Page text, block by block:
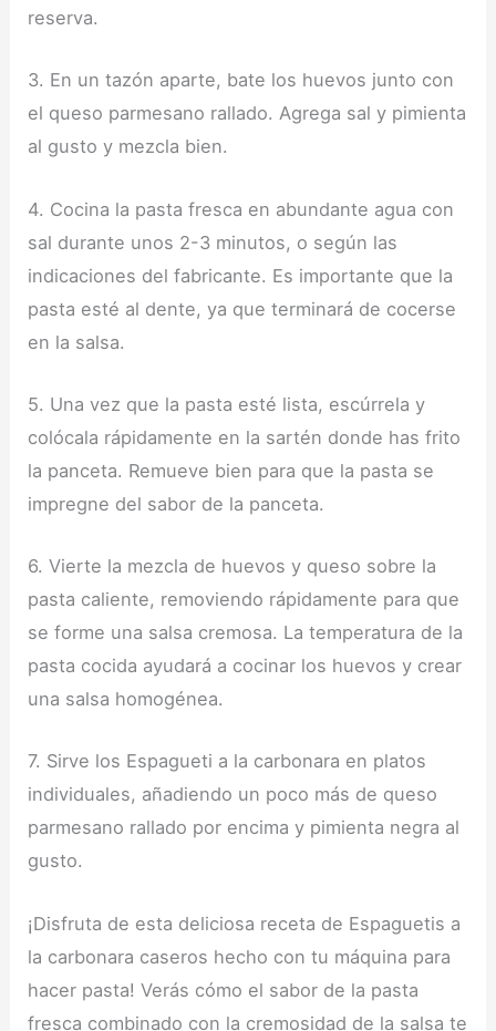
reserva.
3. En un tazón aparte, bate los huevos junto con
el queso parmesano rallado. Agrega sal y pimienta
al gusto y mezcla bien.
4. Cocina la pasta fresca en abundante agua con
sal durante unos 2-3 minutos, o según las
indicaciones del fabricante. Es importante que la
pasta esté al dente, ya que terminará de cocerse
en la salsa.
5. Una vez que la pasta esté lista, escúrrela y
colócala rápidamente en la sartén donde has frito
la panceta. Remueve bien para que la pasta se
impregne del sabor de la panceta.
6. Vierte la mezcla de huevos y queso sobre la
pasta caliente, removiendo rápidamente para que
se forme una salsa cremosa. La temperatura de la
pasta cocida ayudará a cocinar los huevos y crear
una salsa homogénea.
7. Sirve los Espagueti a la carbonara en platos
individuales, añadiendo un poco más de queso
parmesano rallado por encima y pimienta negra al
gusto.
¡Disfruta de esta deliciosa receta de Espaguetis a
la carbonara caseros hecho con tu máquina para
hacer pasta! Verás cómo el sabor de la pasta
fresca combinado con la cremosidad de la salsa te